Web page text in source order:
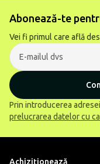
Abonează-te
Vei fi primul care află
Prin introducerea
prelucrarea datelor cu
Achiziţionează